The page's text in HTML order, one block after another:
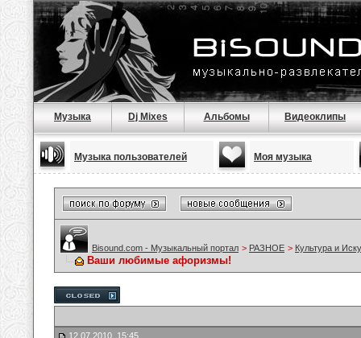
Музыка Dj Mixes Альбомы Видеоклипы
Музыка пользователей Моя музыка
Bisound.com - Музыкальный портал > РАЗНОЕ > Культура и
Ваши любимые афоризмы!
12.07.2010, 15:45